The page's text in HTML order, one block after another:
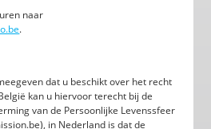
naar
.
dat u beschikt over het recht
kan u hiervoor terecht bij de
van de Persoonlijke Levenssfeer
in Nederland is dat de